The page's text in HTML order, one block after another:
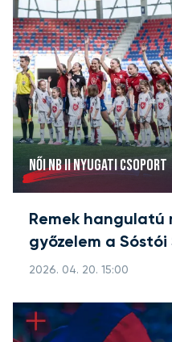
NŐI NB II NYUGATI CSOPORT
Remek hangulatú
győzelem a
2026. 04. 20. 15:00